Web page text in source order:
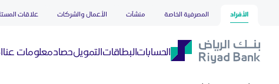
تخطي إلى المحتوى الرئيسي
توكن جونيور بانكرز
الأفراد المصرفية الخاصة منشآت الأعمال والشركات علاقات
الحساباتالبطاقاتالتمويلحصادمعلومات عنا